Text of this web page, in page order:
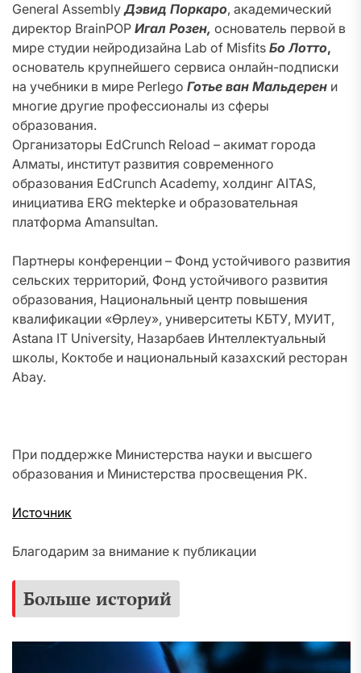
General Assembly Дэвид Поркаро, академический
директор BrainPOP Игал Розен, основатель первой в
мире студии нейродизайна Lab of Misfits Бо Лотто,
основатель крупнейшего сервиса онлайн-подписки
на учебники в мире Perlego Готье ван Мальдерен и
многие другие профессионалы из сферы
образования.
Организаторы EdCrunch Reload – акимат города
Алматы, институт развития современного
образования EdCrunch Academy, холдинг AITAS,
инициатива ERG mektepke и образовательная
платформа Amansultan.
Партнеры конференции – Фонд устойчивого развития
сельских территорий, Фонд устойчивого развития
образования, Национальный центр повышения
квалификации «Өрлеу», университеты КБТУ, МУИТ,
Astana IT University, Назарбаев Интеллектуальный
школы, Коктобе и национальный казахский ресторан
Abay.
При поддержке Министерства науки и высшего
образования и Министерства просвещения РК.
Источник
Благодарим за внимание к публикации
Больше историй